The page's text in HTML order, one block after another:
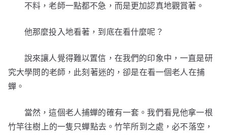
不料，老師一點都不急，而是更加認真地觀賞著。
他那麼投入地看著，到底在看什麼呢？
說來讓人覺得難以置信，在我們的印象中，一直是研
究大學問的老師，此刻著迷的，卻是在看一個老人在捕
蟬。
當然，這個老人捕蟬的確有一套。我們看見他拿一根
竹竿往樹上的一隻只蟬點去。竹竿所到之處，必不落空，